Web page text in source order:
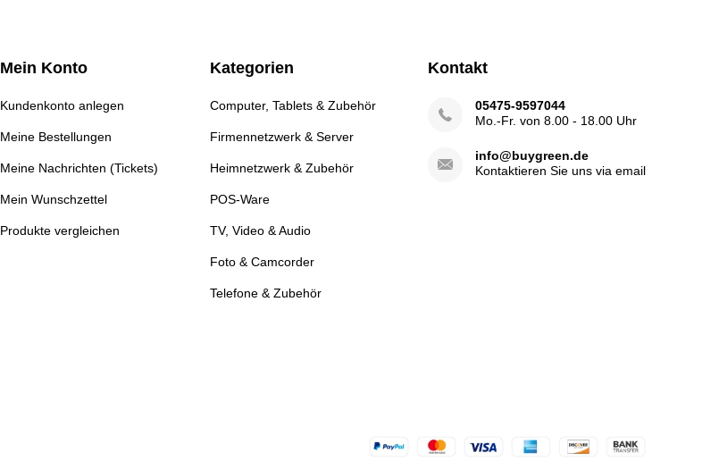
Mein Konto
Kundenkonto anlegen
Meine Bestellungen
Meine Nachrichten (Tickets)
Mein Wunschzettel
Produkte vergleichen
Kategorien
Computer, Tablets & Zubehör
Firmennetzwerk & Server
Heimnetzwerk & Zubehör
POS-Ware
TV, Video & Audio
Foto & Camcorder
Telefone & Zubehör
Kontakt
05475-9597044
Mo.-Fr. von 8.00 - 18.00 Uhr
info@buygreen.de
Kontaktieren Sie uns via email